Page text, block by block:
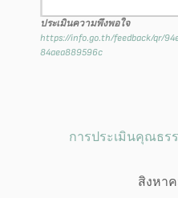
ประเมินความพึงพอใจ
https://info.go.th/feedback/qr/
84aea889596c
การประเมินคุณธร
สิงหา